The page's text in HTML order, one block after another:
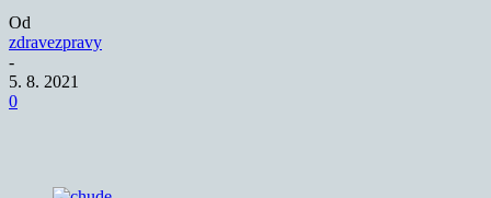
Od
zdravezpravy
-
5. 8. 2021
0